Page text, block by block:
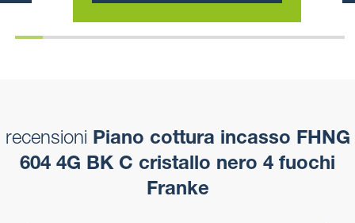
recensioni Piano cottura incasso FHNG
604 4G BK C cristallo nero 4 fuochi
Franke